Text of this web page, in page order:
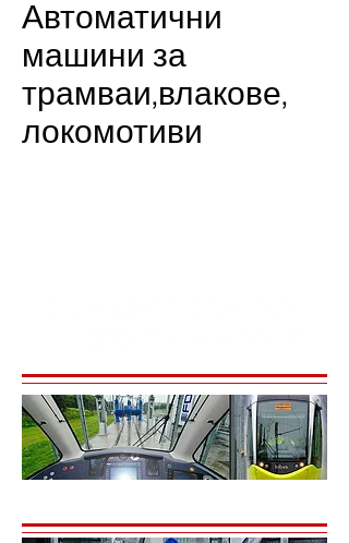
Автоматични
машини за
трамваи,влакове,
локомотиви